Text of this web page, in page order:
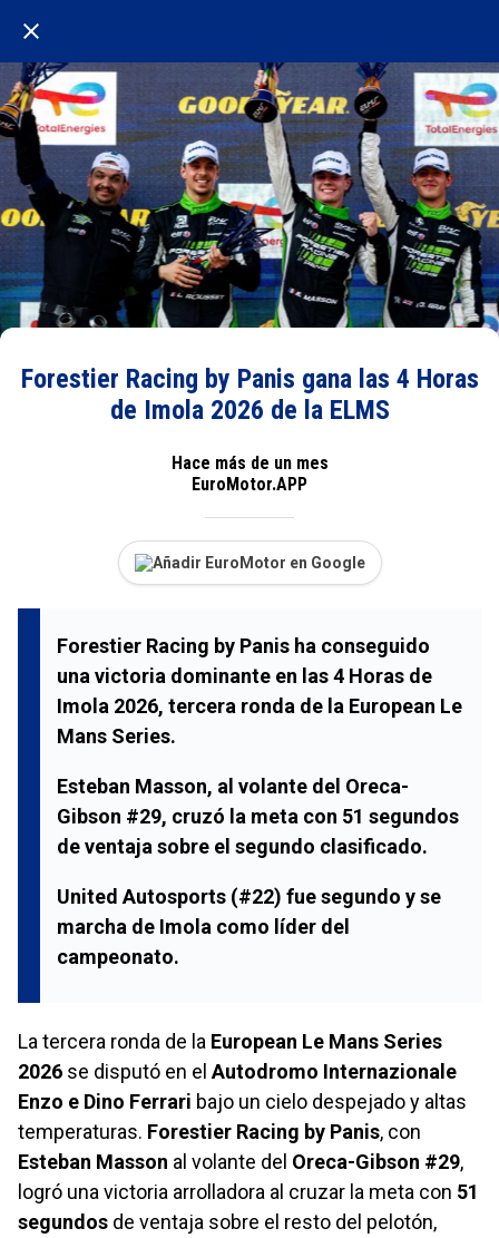
Forestier Racing by Panis gana las 4 Horas
de Imola 2026 de la ELMS
Hace más de un mes
EuroMotor.APP
Añadir EuroMotor en Google
Forestier Racing by Panis ha conseguido
una victoria dominante en las 4 Horas de
Imola 2026, tercera ronda de la European Le
Mans Series.
Esteban Masson, al volante del Oreca-
Gibson #29, cruzó la meta con 51 segundos
de ventaja sobre el segundo clasificado.
United Autosports (#22) fue segundo y se
marcha de Imola como líder del
campeonato.
La tercera ronda de la European Le Mans Series
2026 se disputó en el Autodromo Internazionale
Enzo e Dino Ferrari bajo un cielo despejado y altas
temperaturas. Forestier Racing by Panis, con
Esteban Masson al volante del Oreca-Gibson #29,
logró una victoria arrolladora al cruzar la meta con 51
segundos de ventaja sobre el resto del pelotón,